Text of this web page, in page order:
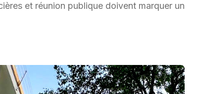
et réunion publique doivent marquer un